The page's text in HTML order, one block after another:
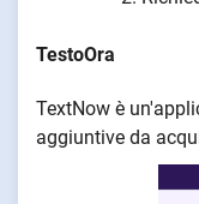
TestoOra
TextNow è
aggiuntive da